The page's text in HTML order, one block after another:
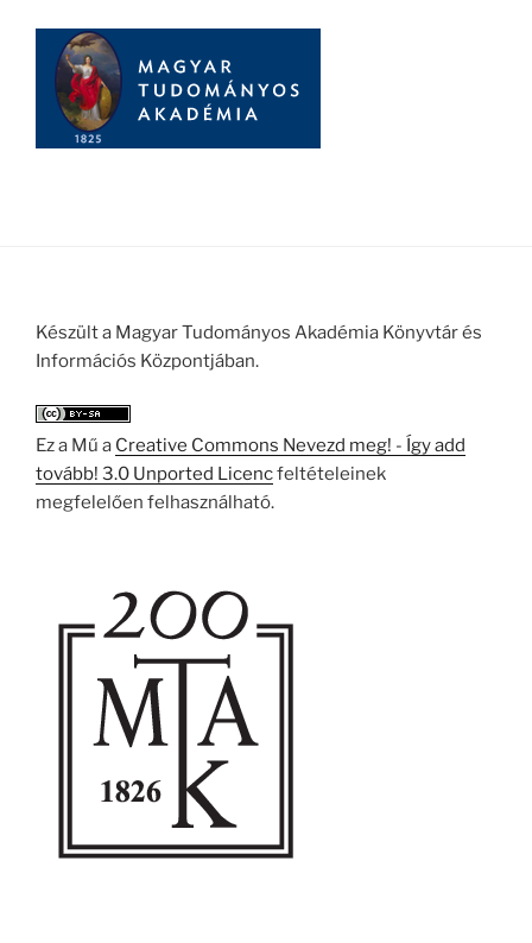
Készült a Magyar Tudományos Akadémia Könyvtár és
Információs Központjában.
Ez a Mű a Creative Commons Nevezd meg! - Így add
tovább! 3.0 Unported Licencfeltételeinek
megfelelően felhasználható.